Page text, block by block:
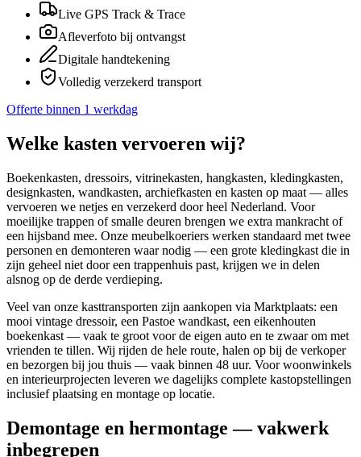
Live GPS Track & Trace
Afleverfoto bij ontvangst
Digitale handtekening
Volledig verzekerd transport
Offerte binnen 1 werkdag
Welke kasten vervoeren wij?
Boekenkasten, dressoirs, vitrinekasten, hangkasten, kledingkasten,
designkasten, wandkasten, archiefkasten en kasten op maat — alles
vervoeren we netjes en verzekerd door heel Nederland. Voor
moeilijke trappen of smalle deuren brengen we extra mankracht of
een hijsband mee. Onze meubelkoeriers werken standaard met twee
personen en demonteren waar nodig — een grote kledingkast die in
zijn geheel niet door een trappenhuis past, krijgen we in delen
alsnog op de derde verdieping.
Veel van onze kasttransporten zijn aankopen via Marktplaats: een
mooi vintage dressoir, een Pastoe wandkast, een eikenhouten
boekenkast — vaak te groot voor de eigen auto en te zwaar om met
vrienden te tillen. Wij rijden de hele route, halen op bij de verkoper
en bezorgen bij jou thuis — vaak binnen 48 uur. Voor woonwinkels
en interieurprojecten leveren we dagelijks complete kastopstellingen
inclusief plaatsing en montage op locatie.
Demontage en hermontage — vakwerk
inbegrepen